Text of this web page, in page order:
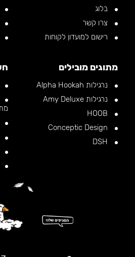
בלוג
צרו קשר
רישום למועדון לקוחות
מתוגים מובילים
נרגילות Alpha Hookah
נרגילות Amy Deluxe